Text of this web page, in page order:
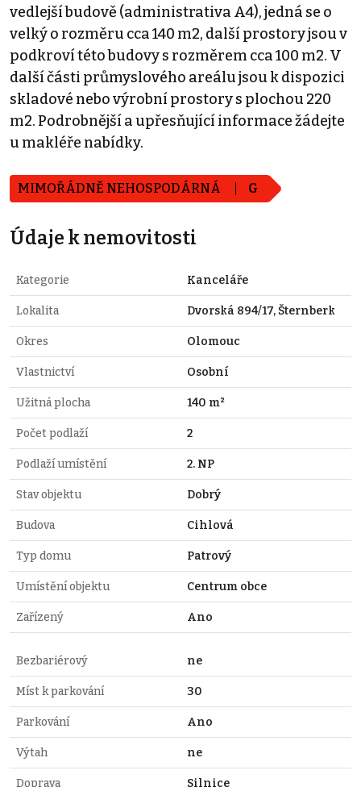
vedlejší budově (administrativa A4), jedná se o
velký o rozměru cca 140 m2, další prostory jsou v
podkroví této budovy s rozměrem cca 100 m2. V
další části průmyslového areálu jsou k dispozici
skladové nebo výrobní prostory s plochou 220
m2. Podrobnější a upřesňující informace žádejte
u makléře nabídky.
MIMOŘÁDNĚ NEHOSPODÁRNÁ G
Údaje k nemovitosti
Kategorie Kanceláře
Lokalita Dvorská 894/17, Šternberk
Okres Olomouc
Vlastnictví Osobní
Užitná plocha 140 m²
Počet podlaží 2
Podlaží umístění 2. NP
Stav objektu Dobrý
Budova Cihlová
Typ domu Patrový
Umístění objektu Centrum obce
Zařízený Ano
Bezbariérový ne
Míst k parkování 30
Parkování Ano
Výtah ne
Doprava Silnice